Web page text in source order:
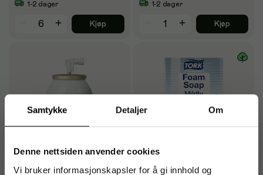
Samtykke Detaljer Om
Denne nettsiden anvender cookies
Vi bruker informasjonskapsler for å gi innhold og
1-2 dager
Kjøp
1-2 dager
Kjøp